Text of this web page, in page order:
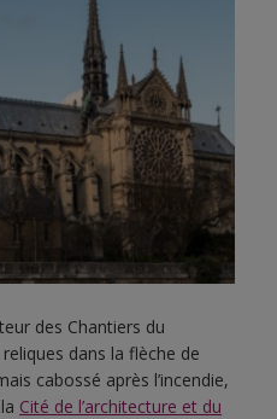
des Chantiers du
dans la flèche de
cabossé après l’incendie,
Cité de l’architecture et du